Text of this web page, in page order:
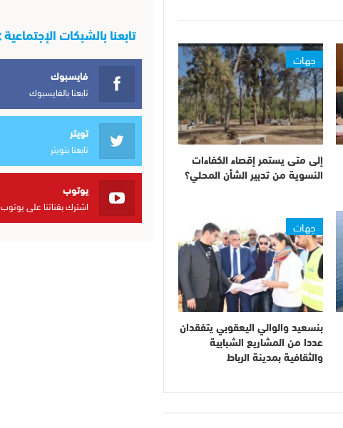
جهات
إلى متى يستمر إقصاء الكفاءات
النسوية من تدبير الشأن المحلي؟
جهات
بنسعيد والوالي اليعقوبي يتفقدان
عددا من المشاريع الشبابية
والثقافية بمدينة الرباط
تابعنا بالشبكات الإجتماعية
فايسبوك
تابعنا بالفايسبوك
تويتر
تابعنا بتويتر
يوتوب
اشترك بقناتنا على يوتوب